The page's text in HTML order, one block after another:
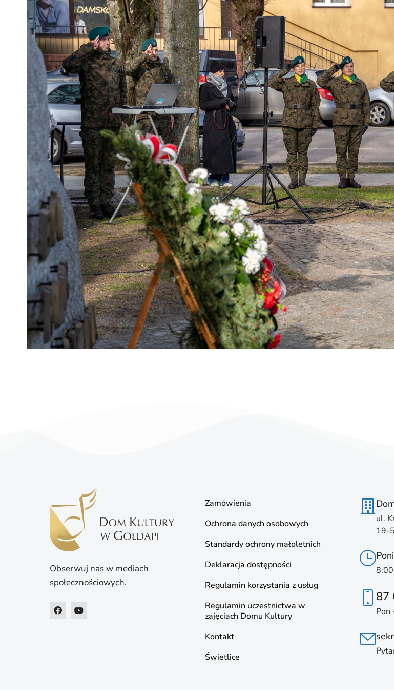
Obserwuj nas w mediach
społecznościowych.
Zamówienia
Ochrona danych osobowych
Standardy ochrony małoletnich
Deklaracja dostępności
Regulamin korzystania z usług
Regulamin uczestnictwa w
zajęciach Domu Kultury
Kontakt
Świetlice
ul.
19-
87
Pon